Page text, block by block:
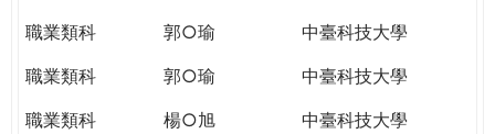
職業類科
郭○瑜
中臺科技大學
職業類科
郭○瑜
中臺科技大學
職業類科
楊○旭
中臺科技大學